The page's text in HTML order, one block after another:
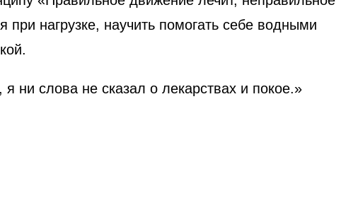
нагрузке, научить помогать себе водными
ни слова не сказал о лекарствах и покое.»